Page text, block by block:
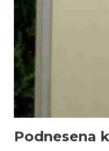
Podnesena